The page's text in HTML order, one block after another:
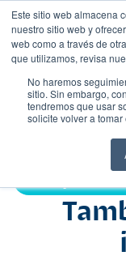
Este sitio web almacena
nuestro sitio web y
web como a través de
que utilizamos, revisa
No haremos
sitio. Sin embargo,
tendremos que usar
solicite volver a
Nombre